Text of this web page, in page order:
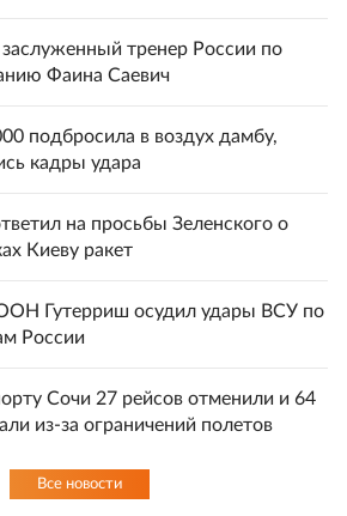
тренер России по
Фаина Саевич
подбросила в воздух дамбу,
кадры удара
на просьбы Зеленского о
Киеву ракет
ООН Гутерриш осудил удары ВСУ по
России
Сочи 27 рейсов отменили и 64
из-за ограничений полетов
Все новости